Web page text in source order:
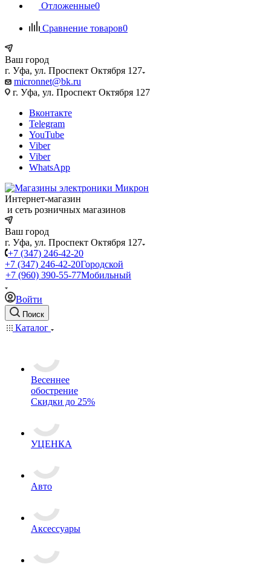
Отложенные0
Сравнение товаров0
Ваш город
г. Уфа, ул. Проспект Октября 127
micronnet@bk.ru
г. Уфа, ул. Проспект Октября 127
Вконтакте
Telegram
YouTube
Viber
Viber
WhatsApp
Интернет-магазин
и сеть розничных магазинов
Ваш город
г. Уфа, ул. Проспект Октября 127
+7 (347) 246-42-20
+7 (347) 246-42-20Городской
+7 (960) 390-55-77Мобильный
Войти
Поиск
Каталог
Весеннее
обострение
Скидки до 25%
УЦЕНКА
Авто
Аксессуары